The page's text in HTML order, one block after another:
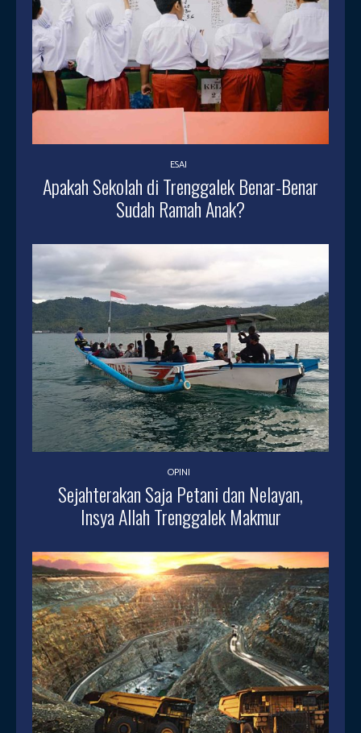
ESAI
Apakah Sekolah di Trenggalek Benar-Benar
Sudah Ramah Anak?
OPINI
Sejahterakan Saja Petani dan Nelayan,
Insya Allah Trenggalek Makmur